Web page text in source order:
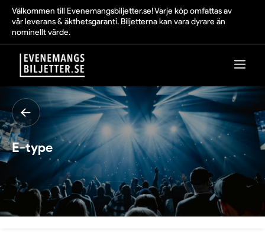
Välkommen till Evenemangsbiljetter.se! Varje köp omfattas av
vår leverans & äkthetsgaranti. Biljetterna kan vara dyrare än
nominellt värde.
E-type